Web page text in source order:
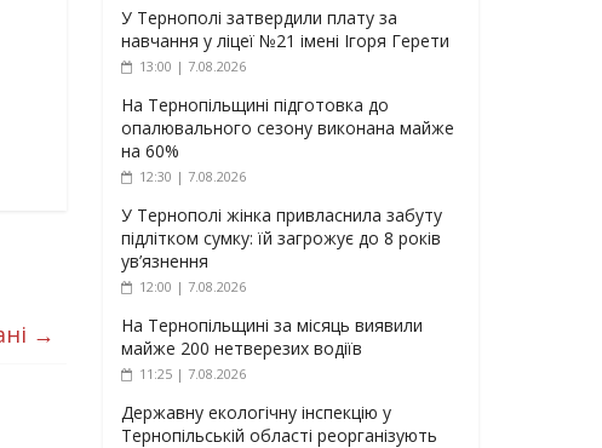
→
У Тернополі затвердили плату за
навчання у ліцеї №21 імені Ігоря Герети
13:00 | 7.08.2026
На Тернопільщині підготовка до
опалювального сезону виконана майже
на 60%
12:30 | 7.08.2026
У Тернополі жінка привласнила забуту
підлітком сумку: їй загрожує до 8 років
ув’язнення
12:00 | 7.08.2026
На Тернопільщині за місяць виявили
майже 200 нетверезих водіїв
11:25 | 7.08.2026
Державну екологічну інспекцію у
Тернопільській області реорганізують